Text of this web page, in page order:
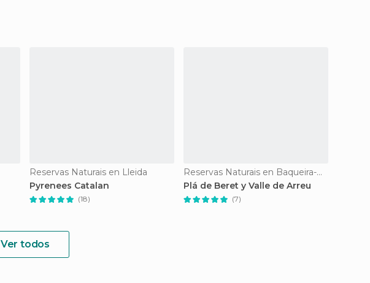
Reservas Naturais en Lleida
Pyrenees Catalan
(18)
Reservas Naturais en Baqueira-Beret
Plá de Beret y Valle de Arreu
(7)
Ver todos